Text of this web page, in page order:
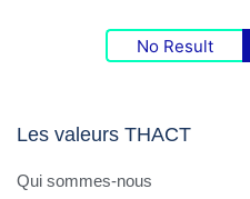
No Result
Les valeurs THACT
Qui sommes-nous